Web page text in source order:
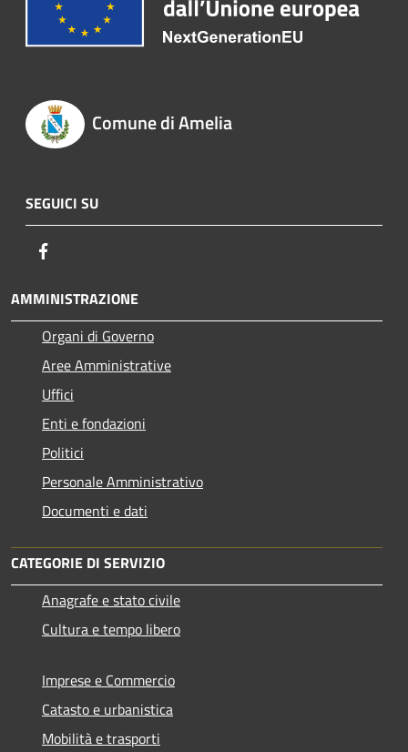
Comune di Amelia
SEGUICI SU
AMMINISTRAZIONE
Organi di Governo
Aree Amministrative
Uffici
Enti e fondazioni
Politici
Personale Amministrativo
Documenti e dati
CATEGORIE DI SERVIZIO
Anagrafe e stato civile
Cultura e tempo libero
Imprese e Commercio
Catasto e urbanistica
Mobilità e trasporti